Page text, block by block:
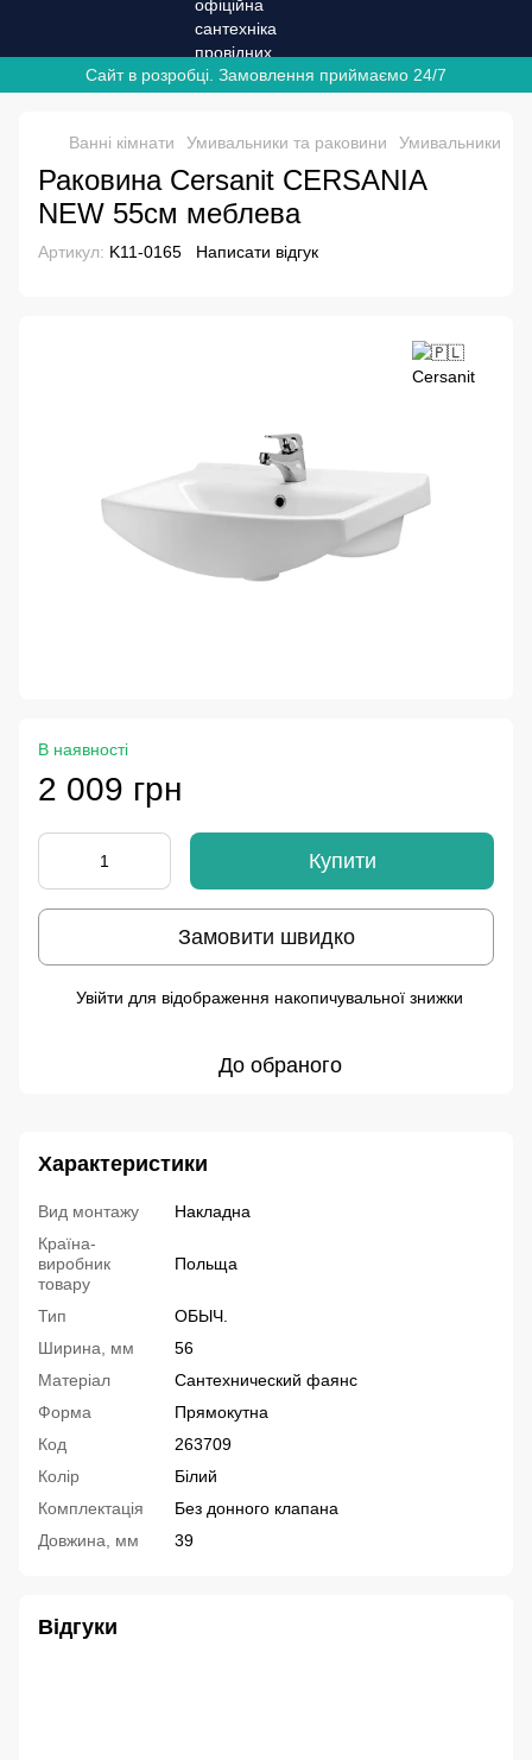
Сайт в розробці. Замовлення приймаємо 24/7
Ванні кімнати Умивальники та раковини Умивальники
Раковина Cersanit CERSANIA
NEW 55см меблева
Артикул: K11-0165 Написати відгук
В наявності
2 009 грн
Купити
Замовити швидко
Увійти для відображення накопичувальної знижки
До обраного
Характеристики
Вид монтажу
Накладна
Країна-
виробник
товару
Польща
Тип
ОБЫЧ.
Ширина, мм
56
Матеріал
Сантехнический фаянс
Форма
Прямокутна
Код
263709
Колір
Білий
Комплектація
Без донного клапана
Довжина, мм
39
Відгуки